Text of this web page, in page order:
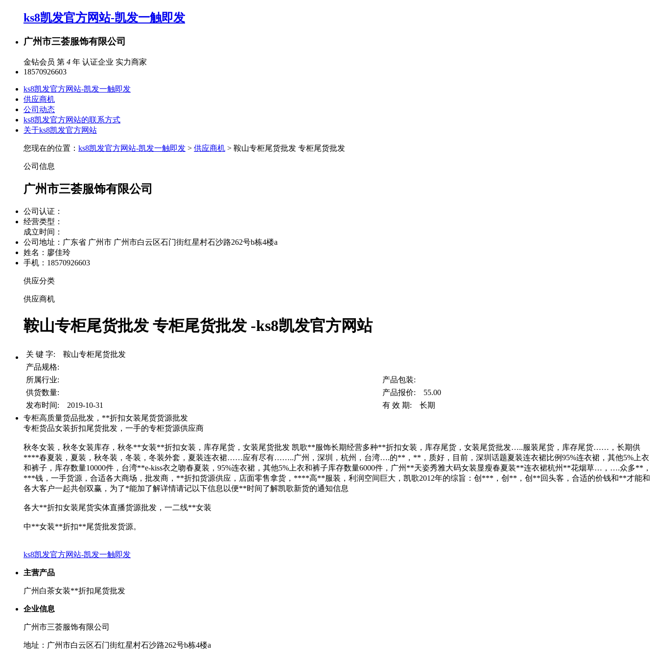
ks8凯发官方网站-凯发一触即发
广州市三荟服饰有限公司
金钻会员 第 4 年 认证企业 实力商家
18570926603
ks8凯发官方网站-凯发一触即发
供应商机
公司动态
ks8凯发官方网站的联系方式
关于ks8凯发官方网站
您现在的位置： ks8凯发官方网站-凯发一触即发 > 供应商机 > 鞍山专柜尾货批发 专柜尾货批发
公司信息
广州市三荟服饰有限公司
公司认证：
经营类型：
成立时间：
公司地址： 广东省 广州市 广州市白云区石门街红星村石沙路262号b栋4楼a
姓名：廖佳玲
手机：18570926603
供应分类
供应商机
鞍山专柜尾货批发 专柜尾货批发 -ks8凯发官方网站
关 键 字: 鞍山专柜尾货批发
产品规格:
所属行业:
产品包装:
供货数量:
产品报价: 55.00
发布时间: 2019-10-31
有 效 期: 长期
专柜高质量货品批发，**折扣女装尾货货源批发
专柜货品女装折扣尾货批发，一手的专柜货源供应商
秋冬女装，秋冬女装库存，秋冬**女装**折扣女装，库存尾货，女装尾货批发 凯歌**服饰长期经营多种**折扣女装，库存尾货，女装尾货批发…..服装尾货，库存尾货……，长期供
****春夏装，夏装，秋冬装，冬装，冬装外套，夏装连衣裙……应有尽有……..广州，深圳，杭州，台湾….的**，**，质好，目前，深圳话题夏装连衣裙比例95%连衣裙，其他5%上衣
和裤子，库存数量10000件，台湾**e-kiss衣之吻春夏装，95%连衣裙，其他5%上衣和裤子库存数量6000件，广州**天姿秀雅大码女装显瘦春夏装**连衣裙杭州**花烟草…，….众多**，
***钱，一手货源，合适各大商场，批发商，**折扣货源供应，店面零售拿货，****高**服装，利润空间巨大，凯歌2012年的综旨：创***，创**，创**回头客，合适的价钱和**才能和
各大客户一起共创双赢，为了*能加了解详情请记以下信息以便**时间了解凯歌新货的通知信息
各大**折扣女装尾货实体直播货源批发，一二线**女装
中**女装**折扣**尾货批发货源。
ks8凯发官方网站-凯发一触即发
主营产品
广州白茶女装**折扣尾货批发
企业信息
广州市三荟服饰有限公司
地址：广州市白云区石门街红星村石沙路262号b栋4楼a